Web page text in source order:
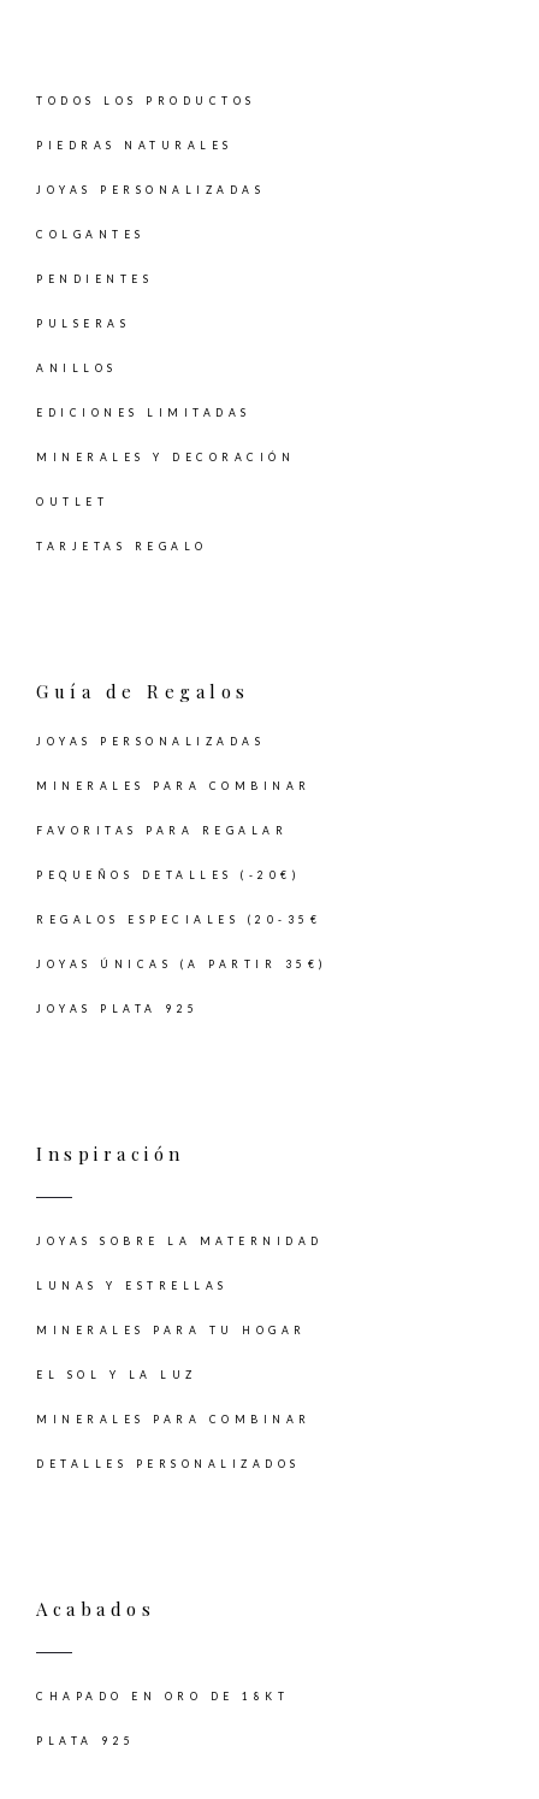
TODOS LOS PRODUCTOS
PIEDRAS NATURALES
JOYAS PERSONALIZADAS
COLGANTES
PENDIENTES
PULSERAS
ANILLOS
EDICIONES LIMITADAS
MINERALES Y DECORACIÓN
OUTLET
TARJETAS REGALO
Guía de Regalos
JOYAS PERSONALIZADAS
MINERALES PARA COMBINAR
FAVORITAS PARA REGALAR
PEQUEÑOS DETALLES (-20€)
REGALOS ESPECIALES (20-35€
JOYAS ÚNICAS (A PARTIR 35€)
JOYAS PLATA 925
Inspiración
JOYAS SOBRE LA MATERNIDAD
LUNAS Y ESTRELLAS
MINERALES PARA TU HOGAR
EL SOL Y LA LUZ
MINERALES PARA COMBINAR
DETALLES PERSONALIZADOS
Acabados
CHAPADO EN ORO DE 18KT
PLATA 925